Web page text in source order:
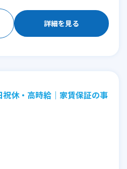
詳細を見る
休・高時給｜家賃保証の事